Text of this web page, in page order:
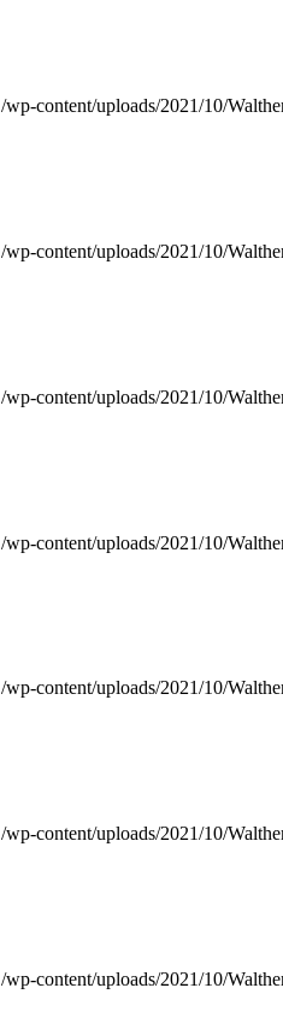
/wp-content/uploads/2021/10/
/wp-content/uploads/2021/10/
/wp-content/uploads/2021/10/
/wp-content/uploads/2021/10/
/wp-content/uploads/2021/10/
/wp-content/uploads/2021/10/
/wp-content/uploads/2021/10/